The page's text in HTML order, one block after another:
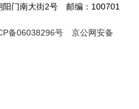
阳门南大街2号 邮编：100701
备06038296号
京公网安备